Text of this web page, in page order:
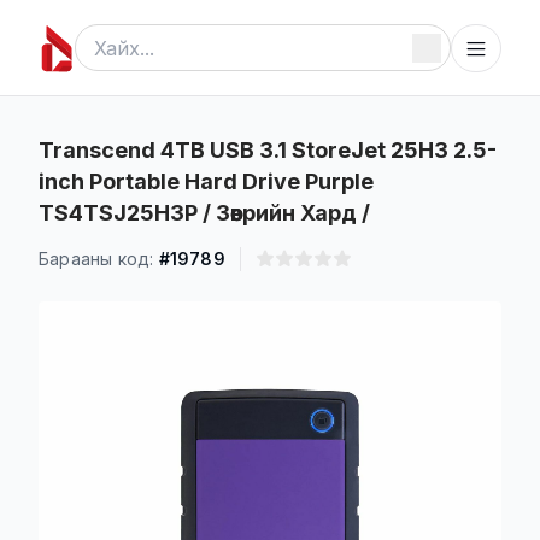
Transcend 4TB USB 3.1 StoreJet 25H3 2.5-
inch Portable Hard Drive Purple
TS4TSJ25H3P / Зөөврийн Хард /
Барааны код: #19789